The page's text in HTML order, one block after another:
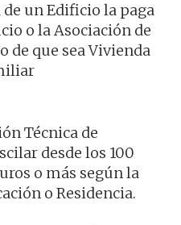
un Edificio la paga
o la Asociación de
de que sea Vivienda
Técnica de
desde los 100
o más según la
o Residencia.